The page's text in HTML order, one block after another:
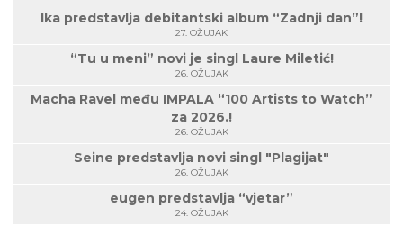
Ika predstavlja debitantski album “Zadnji dan”!
27. OŽUJAK
“Tu u meni” novi je singl Laure Miletić!
26. OŽUJAK
Macha Ravel među IMPALA “100 Artists to Watch”
za 2026.!
26. OŽUJAK
Seine predstavlja novi singl "Plagijat"
26. OŽUJAK
eugen predstavlja “vjetar”
24. OŽUJAK